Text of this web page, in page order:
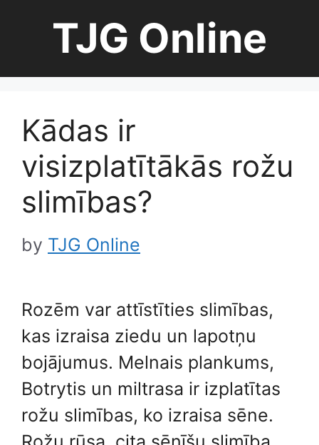
TJG Online
Kādas ir
visizplatītākās rožu
slimības?
by TJG Online
Rozēm var attīstīties slimības,
kas izraisa ziedu un lapotņu
bojājumus. Melnais plankums,
Botrytis un miltrasa ir izplatītas
rožu slimības, ko izraisa sēne.